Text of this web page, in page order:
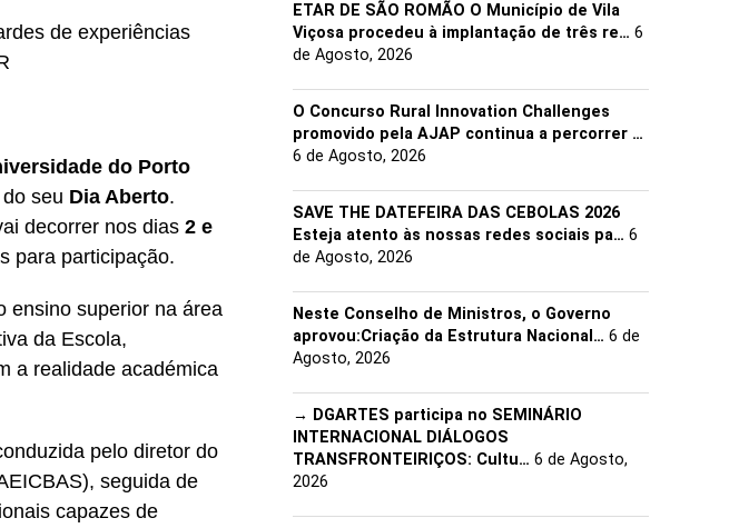
de experiências
do Porto
seu Dia Aberto.
decorrer nos dias 2 e
para participação.
ensino superior na área
da Escola,
a realidade académica
pelo diretor do
seguida de
capazes de
ETAR DE SÃO ROMÃO O Município de Vila
Viçosa procedeu à implantação de três re… 6
de Agosto, 2026
O Concurso Rural Innovation Challenges
promovido pela AJAP continua a percorrer …
6 de Agosto, 2026
SAVE THE DATEFEIRA DAS CEBOLAS 2026
Esteja atento às nossas redes sociais pa… 6
de Agosto, 2026
Neste Conselho de Ministros, o Governo
aprovou:Criação da Estrutura Nacional… 6 de
Agosto, 2026
→ DGARTES participa no SEMINÁRIO
INTERNACIONAL DIÁLOGOS
TRANSFRONTEIRIÇOS: Cultu… 6 de Agosto,
2026